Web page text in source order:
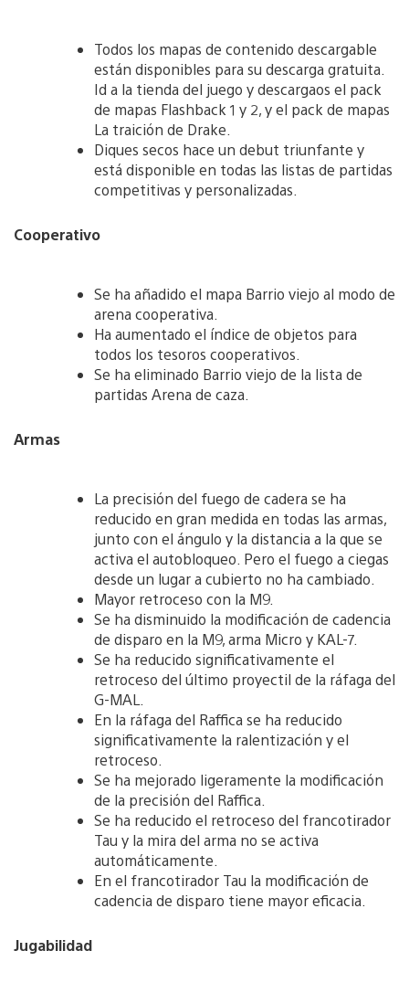
Todos los mapas de contenido descargable
están disponibles para su descarga gratuita.
Id a la tienda del juego y descargaos el pack
de mapas Flashback 1 y 2, y el pack de mapas
La traición de Drake.
Diques secos hace un debut triunfante y
está disponible en todas las listas de partidas
competitivas y personalizadas.
Cooperativo
Se ha añadido el mapa Barrio viejo al modo de
arena cooperativa.
Ha aumentado el índice de objetos para
todos los tesoros cooperativos.
Se ha eliminado Barrio viejo de la lista de
partidas Arena de caza.
Armas
La precisión del fuego de cadera se ha
reducido en gran medida en todas las armas,
junto con el ángulo y la distancia a la que se
activa el autobloqueo. Pero el fuego a ciegas
desde un lugar a cubierto no ha cambiado.
Mayor retroceso con la M9.
Se ha disminuido la modificación de cadencia
de disparo en la M9, arma Micro y KAL-7.
Se ha reducido significativamente el
retroceso del último proyectil de la ráfaga del
G-MAL.
En la ráfaga del Raffica se ha reducido
significativamente la ralentización y el
retroceso.
Se ha mejorado ligeramente la modificación
de la precisión del Raffica.
Se ha reducido el retroceso del francotirador
Tau y la mira del arma no se activa
automáticamente.
En el francotirador Tau la modificación de
cadencia de disparo tiene mayor eficacia.
Jugabilidad